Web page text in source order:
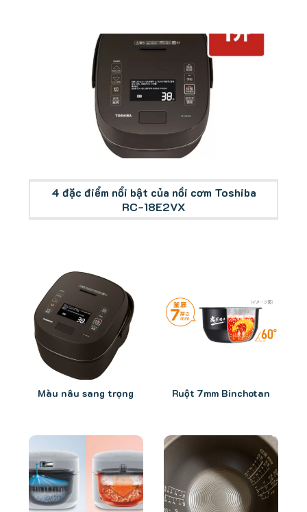
4 đặc điểm nổi bật của nồi cơm Toshiba
RC-18E2VX
Màu nâu sang trọng Ruột 7mm Binchotan